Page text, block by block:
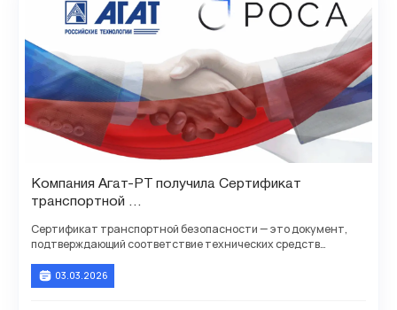
Компания Агат-РТ получила Сертификат
транспортной
Сертификат транспортной безопасности — это документ,
подтверждающий соответствие технических средств
03.03.2026